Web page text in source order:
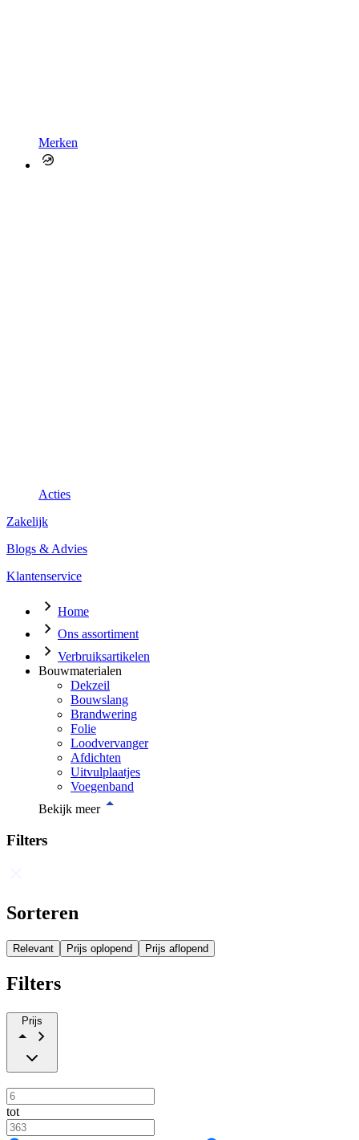
Merken
Acties
Zakelijk
Blogs & Advies
Klantenservice
Home
Ons assortiment
Verbruiksartikelen
Bouwmaterialen
Dekzeil
Bouwslang
Brandwering
Folie
Loodvervanger
Afdichten
Uitvulplaatjes
Voegenband
Bekijk meer
Filters
Sorteren
Relevant Prijs oplopend Prijs aflopend
Filters
Prijs
tot